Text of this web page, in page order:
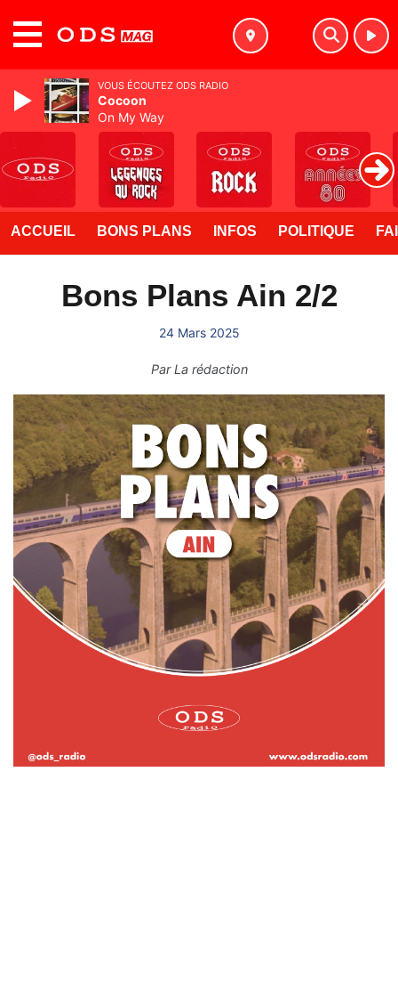
ACCUEIL BONS PLANS INFOS POLITIQUE
Bons Plans Ain 2/2
24 Mars 2025
ParLa rédaction
VOUS ÉCOUTEZ ODS RADIO
Cocoon
On My Way